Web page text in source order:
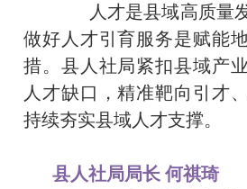
人才是县域高质量
做好人才引育服务是赋能
措。县人社局紧扣县域产
人才缺口，精准靶向引才
持续夯实县域人才支撑。
县人社局局长 何祺琦